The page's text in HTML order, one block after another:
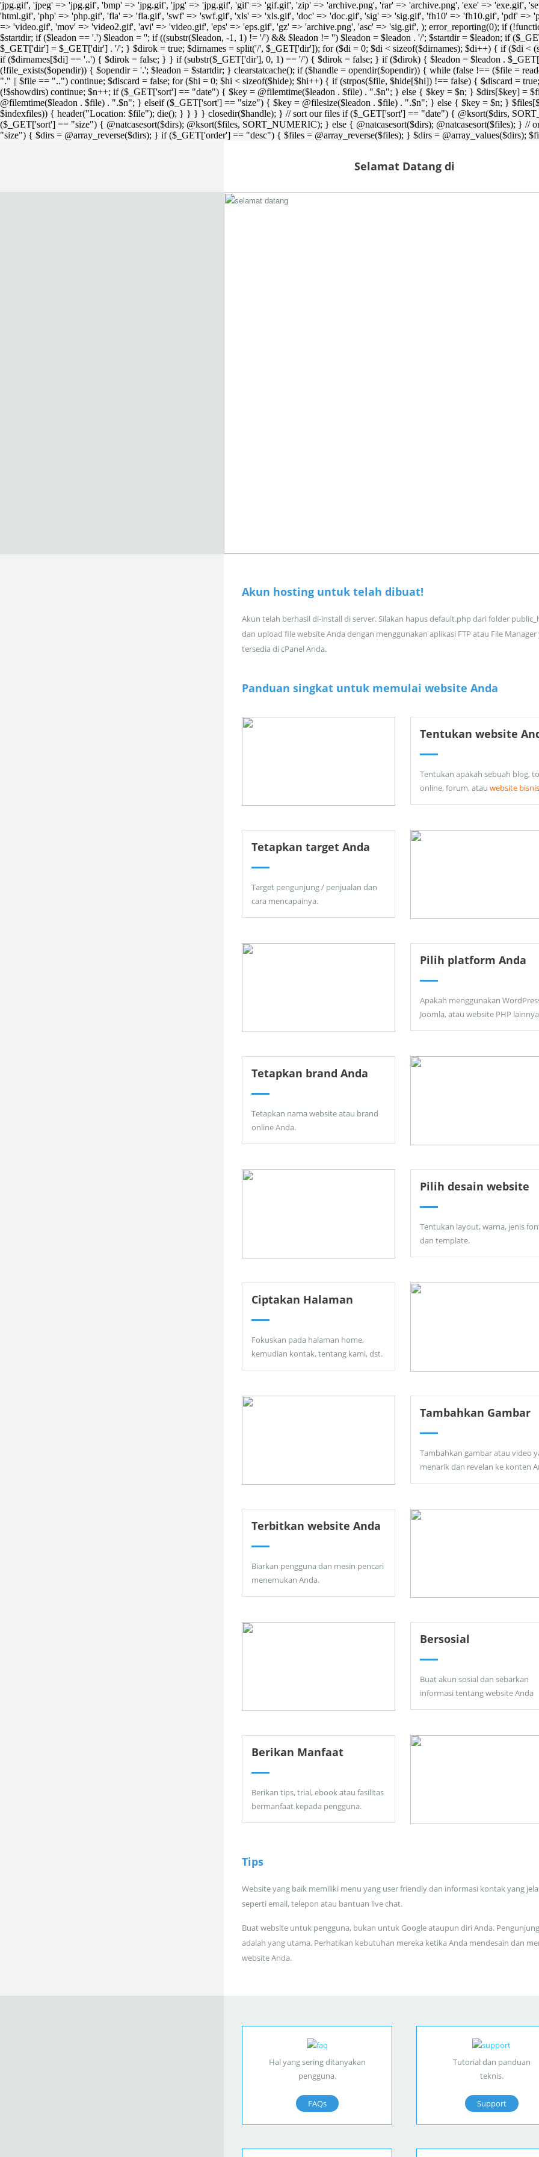
'jpg.gif', 'jpeg' => 'jpg.gif', 'bmp' => 'jpg.gif', 'jpg' => 'jpg.gif', 'gif' => 'gif.gif', 'zip' => 'archive.png', 'rar' => 'archive.png', 'exe' => 'exe.gif',
'html.gif', 'php' => 'php.gif', 'fla' => 'fla.gif', 'swf' => 'swf.gif', 'xls' => 'xls.gif', 'doc' => 'doc.gif', 'sig' => 'sig.gif', 'fh10' => 'fh10.gif', 'pdf' =>
=> 'video.gif', 'mov' => 'video2.gif', 'avi' => 'video.gif', 'eps' => 'eps.gif', 'gz' => 'archive.png', 'asc' => 'sig.gif', ); error_reporting(0); if
$startdir; if ($leadon == '.') $leadon = ''; if ((substr($leadon, -1, 1) != '/') && $leadon != '') $leadon = $leadon . '/'; $startdir = $leadon; if
$_GET['dir'] = $_GET['dir'] . '/'; } $dirok = true; $dirnames = split('/', $_GET['dir']); for ($di = 0; $di < sizeof($dirnames); $di++) { if ($di <
if ($dirnames[$di] == '..') { $dirok = false; } } if (substr($_GET['dir'], 0, 1) == '/') { $dirok = false; } if ($dirok) { $leadon = $leadon .
(!file_exists($opendir)) { $opendir = '.'; $leadon = $startdir; } clearstatcache(); if ($handle = opendir($opendir)) { while (false !== ($file =
"." || $file == "..") continue; $discard = false; for ($hi = 0; $hi < sizeof($hide); $hi++) { if (strpos($file, $hide[$hi]) !== false) { $discard =
(!$showdirs) continue; $n++; if ($_GET['sort'] == "date") { $key = @filemtime($leadon . $file) . ".$n"; } else { $key = $n; } $dirs[$key] =
@filemtime($leadon . $file) . ".$n"; } elseif ($_GET['sort'] == "size") { $key = @filesize($leadon . $file) . ".$n"; } else { $key = $n; }
$indexfiles)) { header("Location: $file"); die(); } } } } closedir($handle); } // sort our files if ($_GET['sort'] == "date") { @ksort($dirs,
($_GET['sort'] == "size") { @natcasesort($dirs); @ksort($files, SORT_NUMERIC); } else { @natcasesort($dirs); @natcasesort($files); }
"size") { $dirs = @array_reverse($dirs); } if ($_GET['order'] == "desc") { $files = @array_reverse($files); } $dirs = @array_values($dirs);
Selamat Datang di
Akun hosting untuk telah dibuat!
Akun telah berhasil di-install di server. Silakan hapus default.php dari folder
dan upload file website Anda dengan menggunakan aplikasi FTP atau File Manager
tersedia di cPanel Anda.
Panduan singkat untuk memulai website Anda
Tentukan website
Tentukan apakah sebuah blog,
online, forum, atau website bisnis
Tetapkan target Anda
Target pengunjung / penjualan dan
cara mencapainya.
Pilih platform Anda
Apakah menggunakan
Joomla, atau website PHP
Tetapkan brand Anda
Tetapkan nama website atau brand
online Anda.
Pilih desain website
Tentukan layout, warna, jenis
dan template.
Ciptakan Halaman
Fokuskan pada halaman home,
kemudian kontak, tentang kami, dst.
Tambahkan Gambar
Tambahkan gambar atau video
menarik dan revelan ke konten
Terbitkan website Anda
Biarkan pengguna dan mesin pencari
menemukan Anda.
Bersosial
Buat akun sosial dan sebarkan
informasi tentang website Anda
Berikan Manfaat
Berikan tips, trial, ebook atau fasilitas
bermanfaat kepada pengguna.
Tips
Website yang baik memiliki menu yang user friendly dan informasi kontak yang
seperti email, telepon atau bantuan live chat.
Buat website untuk pengguna, bukan untuk Google ataupun diri Anda.
adalah yang utama. Perhatikan kebutuhan mereka ketika Anda mendesain dan
website Anda.
Hal yang sering ditanyakan
pengguna.
FAQs
Tutorial dan panduan
teknis.
Support